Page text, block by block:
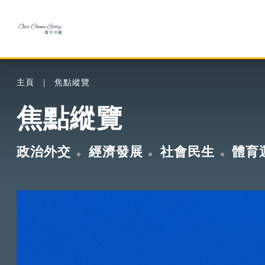
主頁 焦點縱覽
焦點縱覽
政治外交 經濟發展 社會民生 體育